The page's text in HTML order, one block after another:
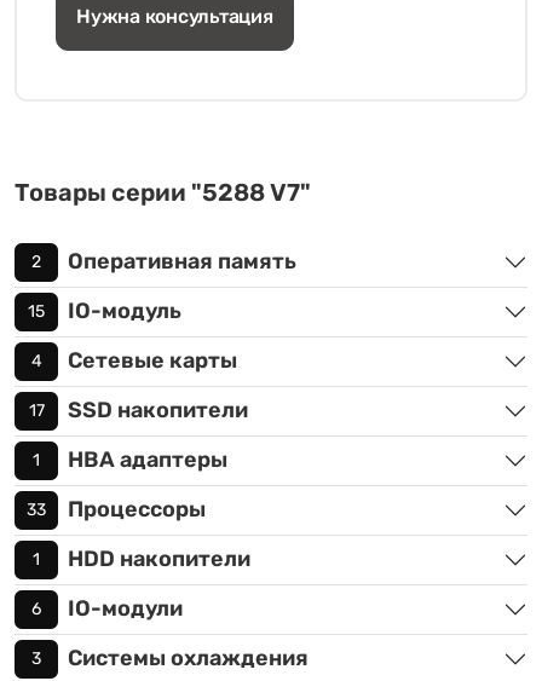
Нужна консультация
Товары серии "5288 V7"
2 Оперативная память
15 IO-модуль
4 Сетевые карты
17 SSD накопители
1 HBA адаптеры
33 Процессоры
1 HDD накопители
6 IO-модули
3 Системы охлаждения